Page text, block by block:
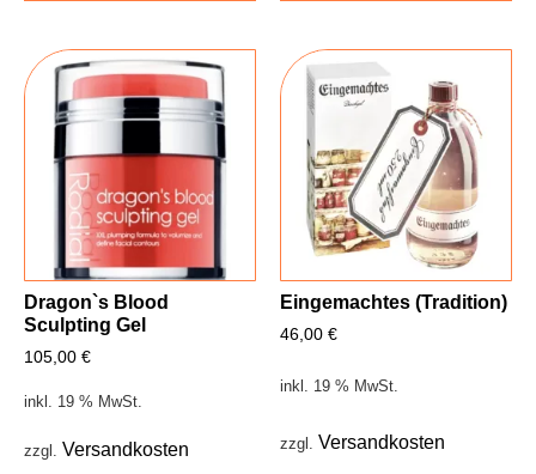
Dragon`s Blood
Sculpting Gel
105,00 €
inkl. 19 % MwSt.
zzgl. Versandkosten
Eingemachtes (Tradition)
46,00 €
inkl. 19 % MwSt.
zzgl. Versandkosten